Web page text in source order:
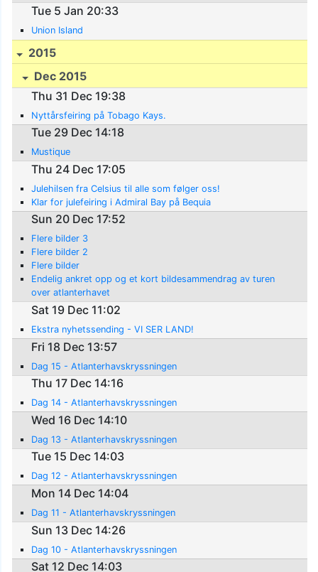
Tue 5 Jan 20:33
Union Island
2015
Dec 2015
Thu 31 Dec 19:38
Nyttårsfeiring på Tobago Kays.
Tue 29 Dec 14:18
Mustique
Thu 24 Dec 17:05
Julehilsen fra Celsius til alle som følger oss!
Klar for julefeiring i Admiral Bay på Bequia
Sun 20 Dec 17:52
Flere bilder 3
Flere bilder 2
Flere bilder
Endelig ankret opp og et kort bildesammendrag av turen
over atlanterhavet
Sat 19 Dec 11:02
Ekstra nyhetssending - VI SER LAND!
Fri 18 Dec 13:57
Dag 15 - Atlanterhavskryssningen
Thu 17 Dec 14:16
Dag 14 - Atlanterhavskryssningen
Wed 16 Dec 14:10
Dag 13 - Atlanterhavskryssningen
Tue 15 Dec 14:03
Dag 12 - Atlanterhavskryssningen
Mon 14 Dec 14:04
Dag 11 - Atlanterhavskryssningen
Sun 13 Dec 14:26
Dag 10 - Atlanterhavskryssningen
Sat 12 Dec 14:03